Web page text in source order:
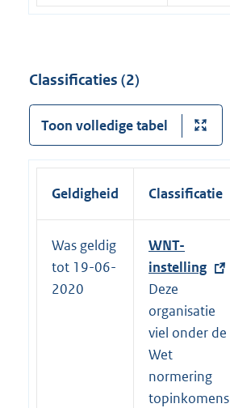
Classificaties (2)
Toon volledige tabel
Geldigheid Classificatie
Was geldig
tot 19-06-
2020
E
x
t
e
r
n
e
l
WNT-
instelling
Deze
organisatie
viel onder de
Wet
normering
topinkomens